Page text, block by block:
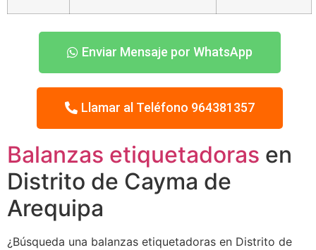
Enviar Mensaje por WhatsApp
Llamar al Teléfono 964381357
Balanzas etiquetadoras en
Distrito de Cayma de
Arequipa
¿Búsqueda una balanzas etiquetadoras en Distrito de